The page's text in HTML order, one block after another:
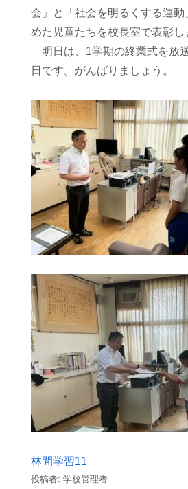
会」と「社会を明るくする運動
めた児童たちを校長室で表彰し
明日は、1学期の終業式を放
日です。がんばりましょう。
林間学習11
投稿者: 学校管理者